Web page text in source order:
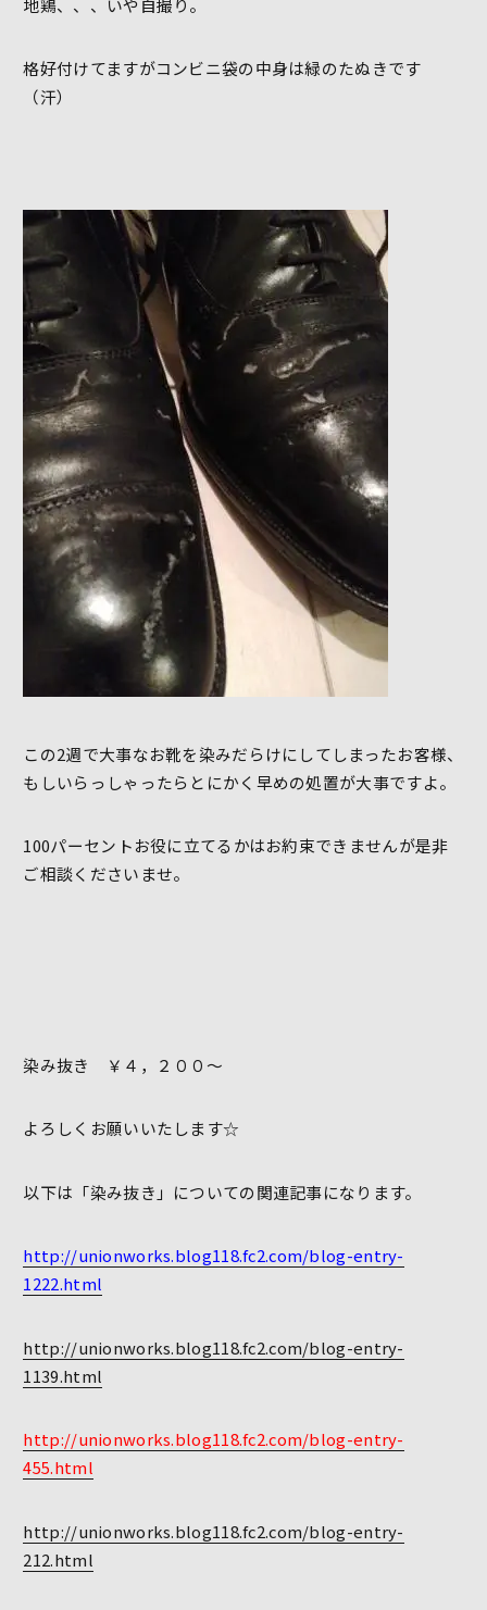
格好付けてますがコンビニ袋の中身は緑のたぬきです
（汗）
この2週で大事なお靴を染みだらけにしてしまったお客様、
もしいらっしゃったらとにかく早めの処置が大事ですよ。
100パーセントお役に立てるかはお約束できませんが是非
ご相談くださいませ。
染み抜き ￥４，２００～
よろしくお願いいたします☆
以下は「染み抜き」についての関連記事になります。
http://unionworks.blog118.fc2.com/blog-entry-
1222.html
http://unionworks.blog118.fc2.com/blog-entry-
1139.html
http://unionworks.blog118.fc2.com/blog-entry-
455.html
http://unionworks.blog118.fc2.com/blog-entry-
212.html